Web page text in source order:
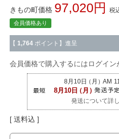
きもの町価格 97,020 税
会員価格あり
【 1,764 ポイント】進呈
会員価格で購入するにはログイン
発送について詳
送料込